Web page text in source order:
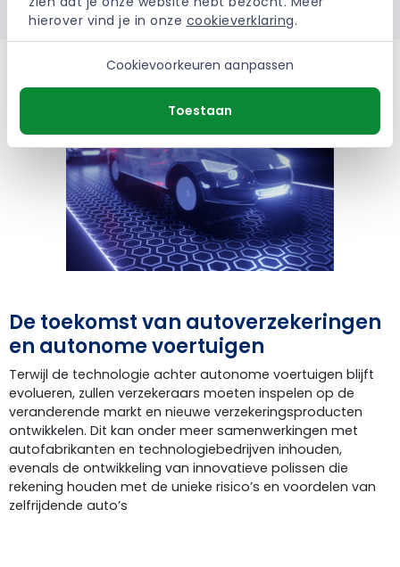
hierover vind je in onze cookieverklaring.
Cookievoorkeuren aanpassen
Toestaan
De toekomst van autoverzekeringen
en autonome voertuigen
Terwijl de technologie achter autonome voertuigen blijft
evolueren, zullen verzekeraars moeten inspelen op de
veranderende markt en nieuwe verzekeringsproducten
ontwikkelen. Dit kan onder meer samenwerkingen met
autofabrikanten en technologiebedrijven inhouden,
evenals de ontwikkeling van innovatieve polissen die
rekening houden met de unieke risico’s en voordelen van
zelfrijdende auto’s